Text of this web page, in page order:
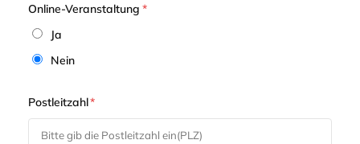
Online-Veranstaltung *
Ja
Nein
Postleitzahl*